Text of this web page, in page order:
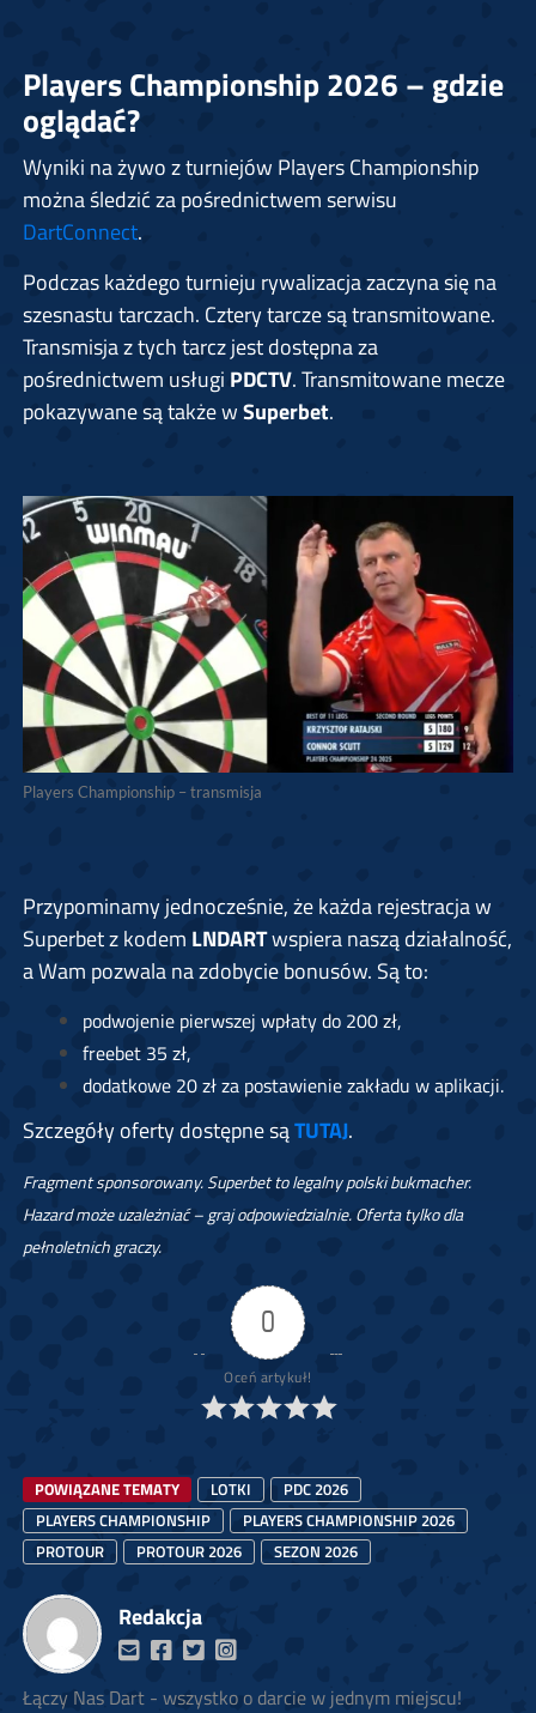
Players Championship 2026 – gdzie
oglądać?
Wyniki na żywo z turniejów Players Championship
można śledzić za pośrednictwem serwisu
DartConnect.
Podczas każdego turnieju rywalizacja zaczyna się na
szesnastu tarczach. Cztery tarcze są transmitowane.
Transmisja z tych tarcz jest dostępna za
pośrednictwem usługi PDCTV. Transmitowane mecze
pokazywane są także wSuperbet.
Players Championship – transmisja
Przypominamy jednocześnie, że każda rejestracja w
Superbet z kodem LNDARTwspiera naszą działalność,
a Wam pozwala na zdobycie bonusów. Są to:
podwojenie pierwszej wpłaty do 200 zł,
freebet 35 zł,
dodatkowe 20 zł za postawienie zakładu w aplikacji.
Szczegóły oferty dostępne sąTUTAJ.
Fragment sponsorowany. Superbet to legalny polski bukmacher.
Hazard może uzależniać – graj odpowiedzialnie. Oferta tylko dla
pełnoletnich graczy.
0
Oceń artykuł!
POWIĄZANE TEMATY LOTKI
PDC 2026
PLAYERS CHAMPIONSHIP
PLAYERS CHAMPIONSHIP 2026
PROTOUR
PROTOUR 2026 SEZON 2026
Redakcja
Łączy Nas Dart - wszystko o darcie w jednym miejscu!